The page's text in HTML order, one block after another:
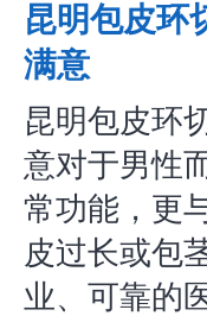
昆明包皮环
满意
昆明包皮环
意对于男性
常功能，更
皮过长或包
业、可靠的